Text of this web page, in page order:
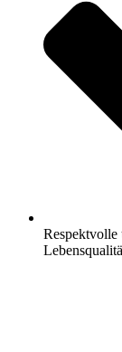
Respektvolle